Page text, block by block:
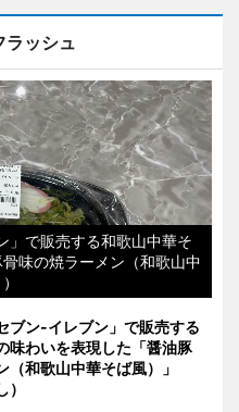
ラッシュ
」で販売する和歌山中華そ
味の焼ラーメン（和歌山中
ブン-イレブン」で販売する
味わいを表現した「醤油豚
（和歌山中華そば風）」
）